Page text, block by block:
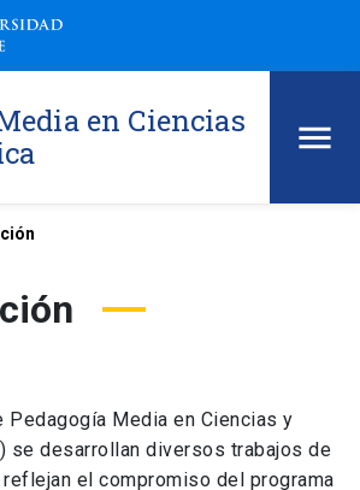
en Ciencias
Pedagogía Media en Ciencias y
se desarrollan diversos trabajos de
el compromiso del programa